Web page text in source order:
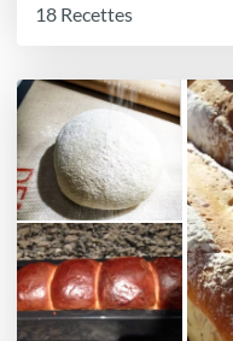
18 Recettes